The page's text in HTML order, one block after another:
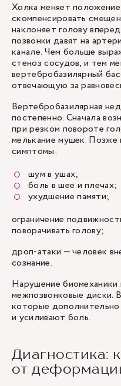
Холка меняет
скомпенсировать
наклоняет голову
позвонки давят на
канале. Чем больше
стеноз сосудов, и тем
вертебробазилярный
отвечающую за
Вертебробазилярная
постепенно. Сначала
при резком повороте
мелькание мушек.
симптомы:
шум в ушах;
боль в шее и плечах;
ухудшение памяти;
ограничение
поворачивать голову;
дроп-атаки — человек
сознание.
Нарушение биомеханики
межпозвонковые диски.
которые
и усиливают боль.
Диагностика:
от